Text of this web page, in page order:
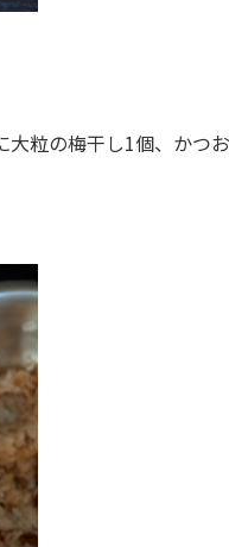
粒の梅干し1個、かつ